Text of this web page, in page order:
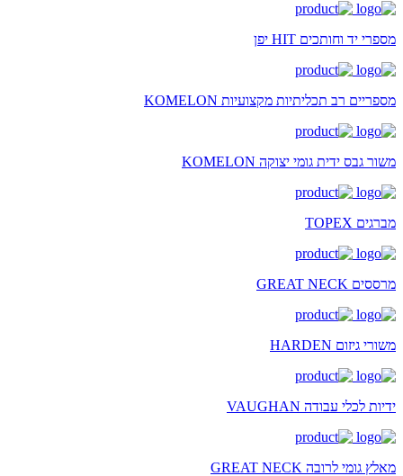
מספרי יד וחותכים HIT יפן
מספריים רב תכליתיות מקצועיות KOMELON
משור גבס ידית גומי יצוקה KOMELON
מברגים TOPEX
מרססים GREAT NECK
משורי גיזום HARDEN
ידיות לכלי עבודה VAUGHAN
מאלץ גומי לרובה GREAT NECK